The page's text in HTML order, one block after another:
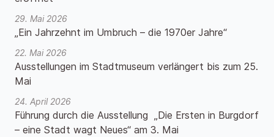
29. Mai 2026
„Ein Jahrzehnt im Umbruch – die 1970er Jahre“
22. Mai 2026
Ausstellungen im Stadtmuseum verlängert bis zum 25.
Mai
24. April 2026
Führung durch die Ausstellung „Die Ersten in Burgdorf
– eine Stadt wagt Neues“ am 3. Mai